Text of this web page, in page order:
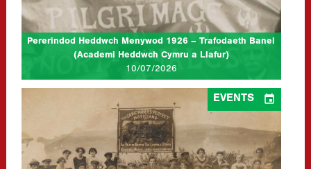
Pererindod Heddwch Menywod 1926 – Trafodaeth Banel
(Academi Heddwch Cymru a Llafur)
10/07/2026
CLICK TO READ MORE...
EVENTS 
“A’r freuddwyd sy’n cael ei geni yn tân yr haul”: 1926 a
Chymuned Maes Glo
30/05/2026 - 31/10/2026
at Ar-lein
Disgrifiad: Yr haf ddig 1926, a nodweddir gan weithredu